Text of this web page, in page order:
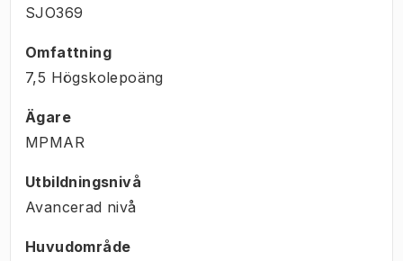
SJO369
Omfattning
7,5 Högskolepoäng
Ägare
MPMAR
Utbildningsnivå
Avancerad nivå
Huvudområde